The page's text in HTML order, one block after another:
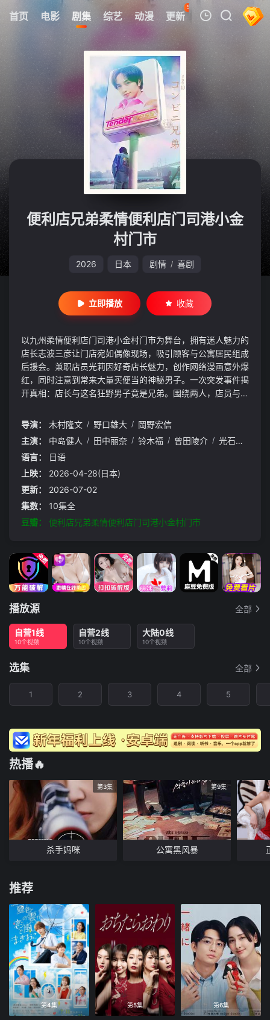
首页 电影 剧集 综艺 动漫 更新
50
热榜 APP
我的观影记录
暂无观看影片的记录
便利店兄弟柔情便利店门司港小金
村门市
2026 日本 剧情 / 喜剧
立即播放 收藏
以九州柔情便利店门司港小金村门市为舞台，拥有迷人魅力的
店长志波三彦让门店宛如偶像现场，吸引顾客与公寓居民组成
后援会。兼职店员光莉因好奇店长魅力，创作网络漫画意外爆
红，同时注意到常来大量买便当的神秘男子。一次突发事件揭
开真相：店长与这名狂野男子竟是兄弟。围绕两人，店员与顾
像悬念的便利店故事。
导演： 木村隆文 / 野口雄大 / 岡野宏信
主演：
中岛健人 / 田中丽奈 / 铃木福 / 曾田陵介 / 光石研
语言：
日语
上映：
2026-04-28(日本)
更新：
2026-07-02
集数：
10集全
豆瓣：
便利店兄弟柔情便利店门司港小金村门市
播放源 全部
自营1线
10个视频
自营2线
10个视频
大陆0线
10个视频
选集 全部
1 2 3 4 5
热播🔥
第3集
杀手妈咪
第9集
公寓黑风暴
推荐
第4集 第5集 第6集